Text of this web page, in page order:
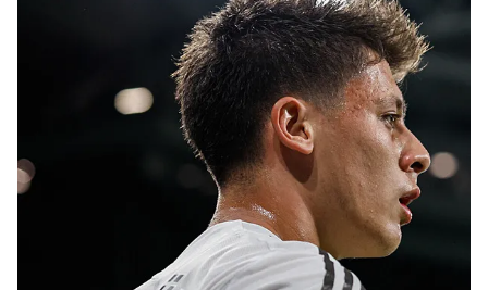
6698 sayılı Kişisel Verilerin Korunması Kanunu uyarınca
hazırlanmış Aydınlatma Metnimizi okumak ve sitemizde
ilgili mevzuata uygun olarak kullanılan çerezlerle ilgili bilgi
almak için lütfen tıklayınız